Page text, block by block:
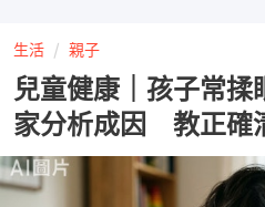
生活 親子
兒童健康｜孩子常
家分析成因 教正確